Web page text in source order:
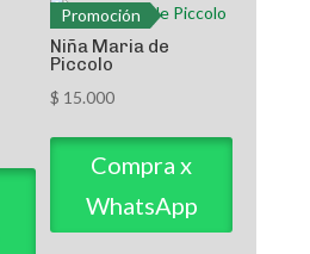
Promoción
Niña Maria de
Piccolo
$ 15.000
Compra x
WhatsApp